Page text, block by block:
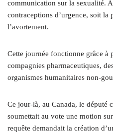
communication sur la sexualité.
contraceptions d’urgence, soit la
l’avortement.
Cette journée fonctionne grâce à
compagnies pharmaceutiques,
organismes humanitaires non-
Ce jour-là, au Canada, le député
soumettait au vote une motion
requête demandait la création